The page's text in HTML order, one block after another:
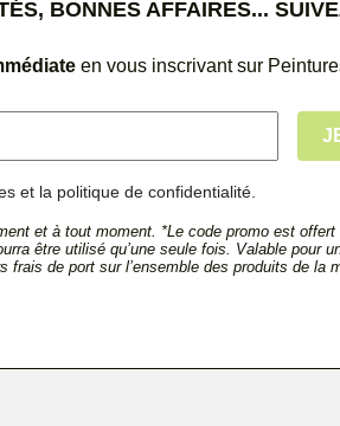
BONNES AFFAIRES...
en vous inscrivant sur
et la politique de confidentialité.
et à tout moment. *Le code promo est offert
être utilisé qu’une seule fois. Valable pour
frais de port sur l’ensemble des produits de la